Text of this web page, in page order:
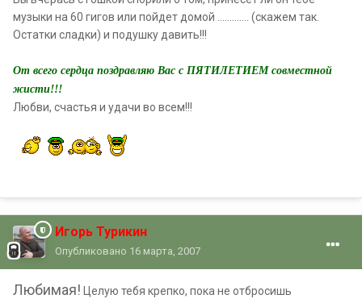
музыки на 60 гигов или пойдет домой ............. (скажем так.
Остатки сладки) и подушку давить!!!
От всего сердца поздравляю Вас с ПЯТИЛЕТИЕМ совместной
жисти!!!
Любви, счастья и удачи во всем!!!
Игорь Турикин
Опубликовано 16 марта, 2007
Любимая! Целую тебя крепко, пока не отбросишь